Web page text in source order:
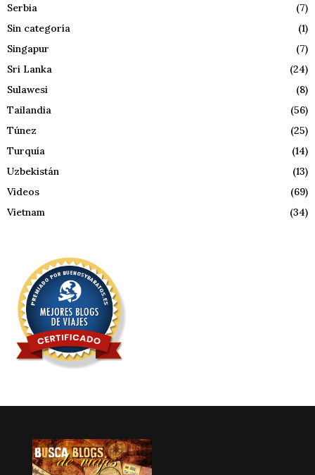
Serbia
(7)
Sin categoría
(1)
Singapur
(7)
Sri Lanka
(24)
Sulawesi
(8)
Tailandia
(56)
Túnez
(25)
Turquía
(14)
Uzbekistán
(13)
Videos
(69)
Vietnam
(34)